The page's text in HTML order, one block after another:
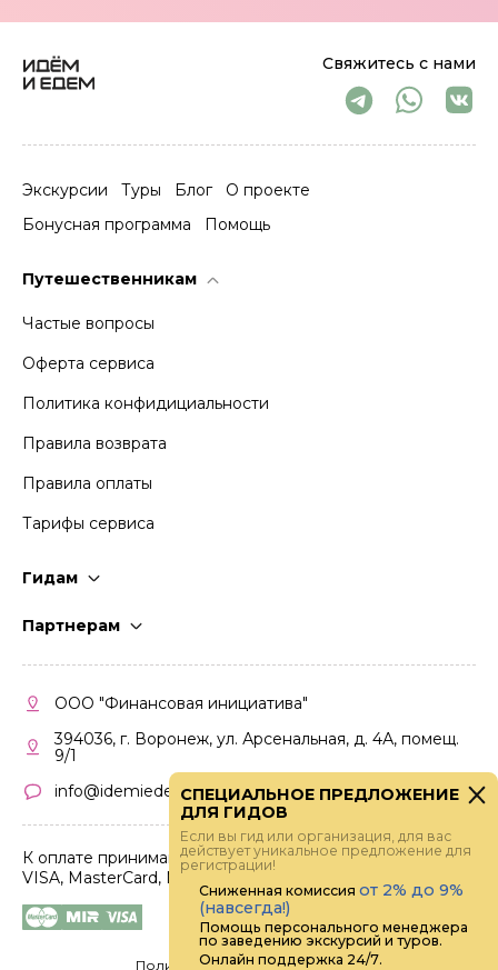
Свяжитесь с нами
Экскурсии Туры Блог
О проекте
Бонусная программа
Помощь
Путешественникам
Частые вопросы
Оферта сервиса
Политика конфидициальности
Правила возврата
Правила оплаты
Тарифы сервиса
Гидам
Партнерам
Кабинет партнера
Правила участия
ООО "Финансовая инициатива"
394036, г. Воронеж, ул. Арсенальная, д. 4А, помещ.
9/1
info@idemiedem.ru
К оплате принимаются карты
VISA, MasterCard, МИР
Политика конфиденциальности
СПЕЦИАЛЬНОЕ ПРЕДЛОЖЕНИЕ
ДЛЯ ГИДОВ
Если вы гид или организация, для вас
действует уникальное предложение для
регистрации!
Сниженная комиссия от 2% до 9%
(навсегда!)
Помощь персонального менеджера
по заведению экскурсий и туров.
Онлайн поддержка 24/7.